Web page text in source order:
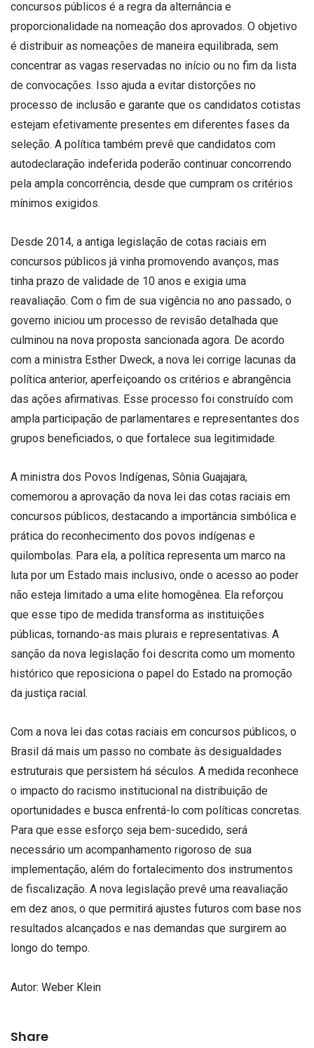
concursos públicos é a regra da alternância e
proporcionalidade na nomeação dos aprovados. O objetivo
é distribuir as nomeações de maneira equilibrada, sem
concentrar as vagas reservadas no início ou no fim da lista
de convocações. Isso ajuda a evitar distorções no
processo de inclusão e garante que os candidatos cotistas
estejam efetivamente presentes em diferentes fases da
seleção. A política também prevê que candidatos com
autodeclaração indeferida poderão continuar concorrendo
pela ampla concorrência, desde que cumpram os critérios
mínimos exigidos.
Desde 2014, a antiga legislação de cotas raciais em
concursos públicos já vinha promovendo avanços, mas
tinha prazo de validade de 10 anos e exigia uma
reavaliação. Com o fim de sua vigência no ano passado, o
governo iniciou um processo de revisão detalhada que
culminou na nova proposta sancionada agora. De acordo
com a ministra Esther Dweck, a nova lei corrige lacunas da
política anterior, aperfeiçoando os critérios e abrangência
das ações afirmativas. Esse processo foi construído com
ampla participação de parlamentares e representantes dos
grupos beneficiados, o que fortalece sua legitimidade.
A ministra dos Povos Indígenas, Sônia Guajajara,
comemorou a aprovação da nova lei das cotas raciais em
concursos públicos, destacando a importância simbólica e
prática do reconhecimento dos povos indígenas e
quilombolas. Para ela, a política representa um marco na
luta por um Estado mais inclusivo, onde o acesso ao poder
não esteja limitado a uma elite homogênea. Ela reforçou
que esse tipo de medida transforma as instituições
públicas, tornando-as mais plurais e representativas. A
sanção da nova legislação foi descrita como um momento
histórico que reposiciona o papel do Estado na promoção
da justiça racial.
Com a nova lei das cotas raciais em concursos públicos, o
Brasil dá mais um passo no combate às desigualdades
estruturais que persistem há séculos. A medida reconhece
o impacto do racismo institucional na distribuição de
oportunidades e busca enfrentá-lo com políticas concretas.
Para que esse esforço seja bem-sucedido, será
necessário um acompanhamento rigoroso de sua
implementação, além do fortalecimento dos instrumentos
de fiscalização. A nova legislação prevê uma reavaliação
em dez anos, o que permitirá ajustes futuros com base nos
resultados alcançados e nas demandas que surgirem ao
longo do tempo.
Autor: Weber Klein
Share